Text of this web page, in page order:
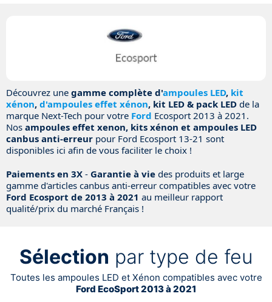
Découvrez une gamme complète d'ampoules LED, kit
xénon, d'ampoules effet xénon, kit LED & pack LED de la
marque Next-Tech pour votre Ford Ecosport 2013 à 2021.
Nos ampoules effet xenon, kits xénon et ampoules LED
canbus anti-erreur pour Ford Ecosport 13-21 sont
disponibles ici afin de vous faciliter le choix !
Paiements en 3X - Garantie à vie des produits et large
gamme d'articles canbus anti-erreur compatibles avec votre
Ford Ecosport de 2013 à 2021 au meilleur rapport
qualité/prix du marché Français !
Sélection par type de feu
Toutes les ampoules LED et Xénon compatibles avec votre
Ford EcoSport 2013 à 2021